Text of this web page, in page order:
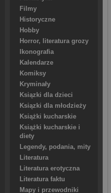
Filmy
Historyczne
Hobby
Horror, literatura grozy
Ikonografia
Kalendarze
Komiksy
Kryminały
Ksiązki dla dzieci
Ksiązki dla młodzieży
Książki kucharskie
Książki kucharskie i
diety
Legendy, podania, mity
Literatura
Literatura erotyczna
Literatura faktu
Mapy i przewodniki